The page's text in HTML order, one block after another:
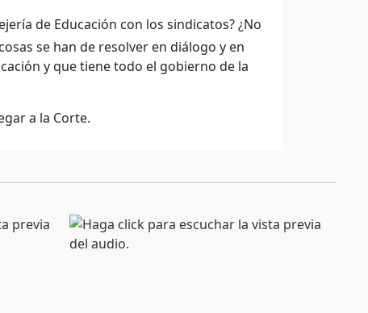
de Educación con los sindicatos? ¿No
se han de resolver en diálogo y en
y que tiene todo el gobierno de la
a la Corte.